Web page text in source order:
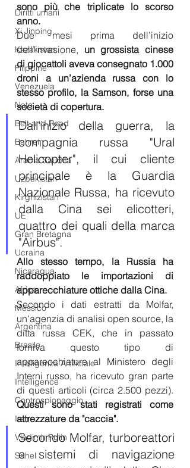
Diritti umani
Xi Jinping
Kazakistan
Filippine
Venezuela
Nato
Belt and Road
Bahrein
Arabia Saudita
Uzbekistan
Kirghizistan
UE
Gran Bretagna
Ucraina
Nicaragua
Africa
Messico
Argentina
Brasile
Intelligenza Artificiale
Intelligence
Controspionaggio
Iran
Vladimir Putin
Sahel
sono più che triplicate lo scorso
anno.
Due mesi prima dell’inizio
dell’invasione, un grossista cinese
di giocattoli aveva consegnato 1.000
droni a un’azienda russa con lo
stesso profilo, la Samson, forse una
società di copertura.
Dall'inizio della guerra, la
compagnia russa "Ural
Helicopter", il cui cliente
principale è la Guardia
Nazionale Russa, ha ricevuto
dalla Cina sei elicotteri,
quattro dei quali della marca
"Airbus".
Allo stesso tempo, la Russia ha
raddoppiato le importazioni di
apparecchiature ottiche dalla Cina.
Secondo i dati estratti da Molfar,
un'agenzia di analisi open source, la
ditta russa CEK, che in passato
forniva questo tipo di
apparecchiature al Ministero degli
Interni russo, ha ricevuto gran parte
Questi sono stati registrati come
attrezzature da "caccia".
Secondo Molfar, turboreattori
e sistemi di navigazione